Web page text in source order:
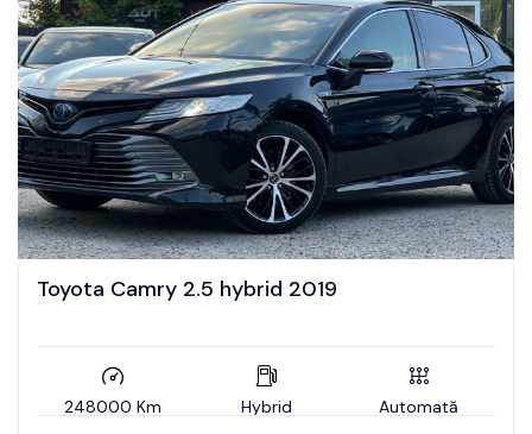
Toyota Camry 2.5 hybrid 2019
248000 Km Hybrid Automată